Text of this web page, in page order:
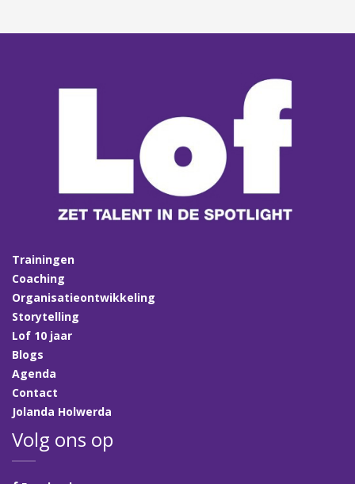
Trainingen
Coaching
Organisatieontwikkeling
Storytelling
Lof 10 jaar
Blogs
Agenda
Contact
Jolanda Holwerda
Volg ons op